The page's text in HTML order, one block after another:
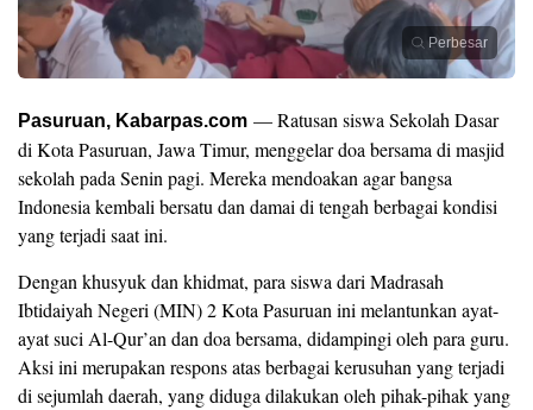
Perbesar
Pasuruan, Kabarpas.com — Ratusan siswa Sekolah Dasar
di Kota Pasuruan, Jawa Timur, menggelar doa bersama di masjid
sekolah pada Senin pagi. Mereka mendoakan agar bangsa
Indonesia kembali bersatu dan damai di tengah berbagai kondisi
yang terjadi saat ini.
​Dengan khusyuk dan khidmat, para siswa dari Madrasah
Ibtidaiyah Negeri (MIN) 2 Kota Pasuruan ini melantunkan ayat-
ayat suci Al-Qur’an dan doa bersama, didampingi oleh para guru.
Aksi ini merupakan respons atas berbagai kerusuhan yang terjadi
di sejumlah daerah, yang diduga dilakukan oleh pihak-pihak yang